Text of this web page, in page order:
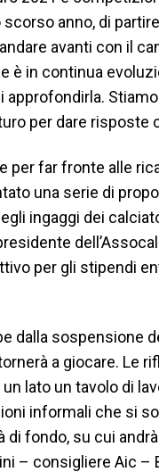
anno, di
avanti con il
è in continua
approfondirla.
per dare risposte
per far fronte alle
una serie di
ingaggi dei
per gli stipendi
dalla sospensione
a giocare. Le
lato un tavolo di
informali che si
di fondo, su cui
– consigliere Aic